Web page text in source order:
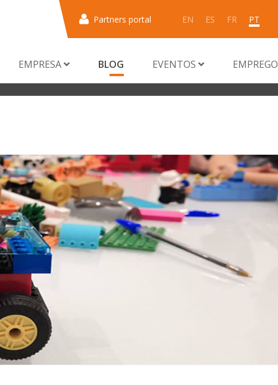
Partners portal EN ES FR PT
EMPRESA BLOG EVENTOS EMPREGO